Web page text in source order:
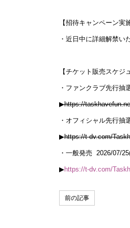
【招待キャンペーン実
・近日中に詳細解禁い
【チケット販売スケジ
・ファンクラブ先行抽
▶︎https://
・オフィシャル先行抽
▶︎https://t-dv.com/
・一般発売 2026/07/
▶︎https://t-dv.com/
前の記事